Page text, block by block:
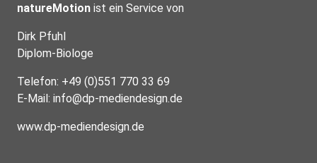
natureMotion ist ein Service von
Dirk Pfuhl
Diplom-Biologe
Telefon: +49 (0)551 770 33 69
E-Mail: info@dp-mediendesign.de
www.dp-mediendesign.de